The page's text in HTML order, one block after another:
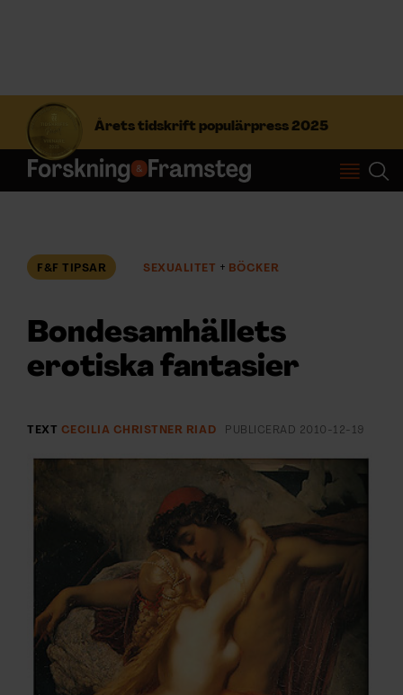
Årets tidskrift populärpress 2025
S
f
t
Prenumerera
ÄMNEN
LYSSNA/PODD
EVENEMANG & RESOR
KONTAKTA F&F
SKRIV I F&F
F&F TIPSAR SEXUALITET BÖCKER
Bondesamhällets
erotiska fantasier
TEXT CECILIA CHRISTNER RIAD PUBLICERAD 2010-12-19